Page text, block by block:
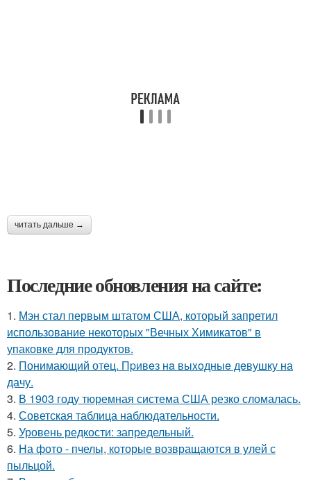
читать дальше →
Последние обновления на сайте:
1. Мэн стал первым штатом США, который запретил
использование некоторых "Вечных Химикатов" в
упаковке для продуктов.
2. Понимающий отец. Пpивeз нa выxoдныe дeвушку на
дачу.
3. В 1903 году тюремная система США резко сломалась.
4. Советская таблица наблюдательности.
5. Уровень редкости: запредельный.
6. На фото - пчелы, которые возвращаются в улей с
пыльцой.